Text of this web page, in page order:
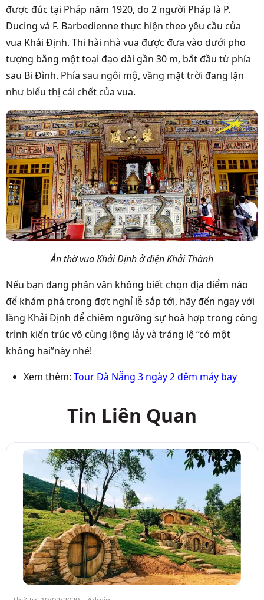
được đúc tại Pháp năm 1920, do 2 người Pháp là P.
Ducing và F. Barbedienne thực hiện theo yêu cầu của
vua Khải Định. Thi hài nhà vua được đưa vào dưới pho
tượng bằng một toại đạo dài gần 30 m, bắt đầu từ phía
sau Bi Đình. Phía sau ngôi mộ, vầng mặt trời đang lặn
như biểu thị cái chết của vua.
Án thờ vua Khải Định ở điện Khải Thành
Nếu bạn đang phân vân không biết chọn địa điểm nào
để khám phá trong đợt nghỉ lễ sắp tới, hãy đến ngay với
lăng Khải Định để chiêm ngưỡng sự hoà hợp trong công
trình kiến trúc vô cùng lộng lẫy và tráng lệ “có một
không hai”này nhé!
Xem thêm: Tour Đà Nẵng 3 ngày 2 đêm máy bay
Tin Liên Quan